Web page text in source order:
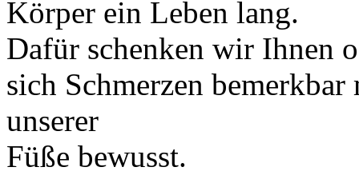
Körper ein Leben lang.
Dafür schenken wir Ihnen
sich Schmerzen
unserer
Füße bewusst.